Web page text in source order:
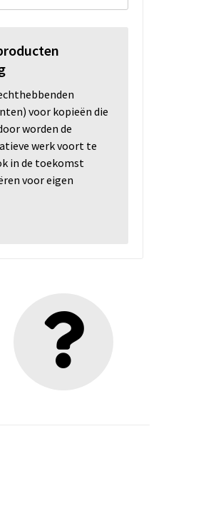
voor kopieën die
worden de
werk voort te
in de toekomst
voor eigen